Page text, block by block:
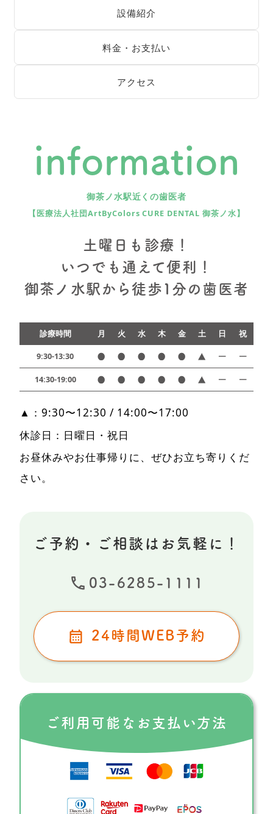
設備紹介
料金・お支払い
アクセス
information
御茶ノ水駅近くの歯医者
【医療法人社団ArtByColors CURE DENTAL 御茶ノ水】
土曜日も診療！
いつでも通えて便利！
御茶ノ水駅から徒歩1分の歯医者
診療時間 月 火 水 木 金 土 日 祝
9:30-13:30
14:30-19:00
▲：9:30〜12:30 / 14:00〜17:00
休診日：日曜日・祝日
お昼休みやお仕事帰りに、ぜひお立ち寄りくだ
さい。
ご予約・ご相談はお気軽に！
03-6285-1111
24時間WEB予約
ご利用可能な お支払い方法